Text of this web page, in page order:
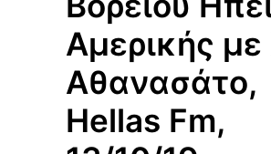
Αμερικής με
Αθανασάτο,
Hellas Fm,